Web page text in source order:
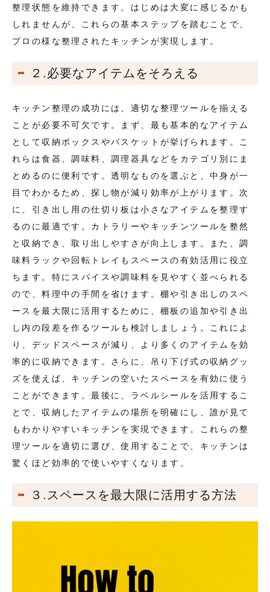
整理状態を維持できます。はじめは大変に感じるかも
しれませんが、これらの基本ステップを踏むことで、
プロの様な整理されたキッチンが実現します。
２.必要なアイテムをそろえる
キッチン整理の成功には、適切な整理ツールを揃える
ことが必要不可欠です。まず、最も基本的なアイテム
として収納ボックスやバスケットが挙げられます。こ
れらは食器、調味料、調理器具などをカテゴリ別にま
とめるのに便利です。透明なものを選ぶと、中身が一
目でわかるため、探し物が減り効率が上がります。次
に、引き出し用の仕切り板は小さなアイテムを整理す
るのに最適です。カトラリーやキッチンツールを整然
と収納でき、取り出しやすさが向上します。また、調
味料ラックや回転トレイもスペースの有効活用に役立
ちます。特にスパイスや調味料を見やすく並べられる
ので、料理中の手間を省けます。棚や引き出しのスペ
ースを最大限に活用するために、棚板の追加や引き出
し内の段差を作るツールも検討しましょう。これによ
り、デッドスペースが減り、より多くのアイテムを効
率的に収納できます。さらに、吊り下げ式の収納グッ
ズを使えば、キッチンの空いたスペースを有効に使う
ことができます。最後に、ラベルシールを活用するこ
とで、収納したアイテムの場所を明確にし、誰が見て
もわかりやすいキッチンを実現できます。これらの整
理ツールを適切に選び、使用することで、キッチンは
驚くほど効率的で使いやすくなります。
３.スペースを最大限に活用する方法